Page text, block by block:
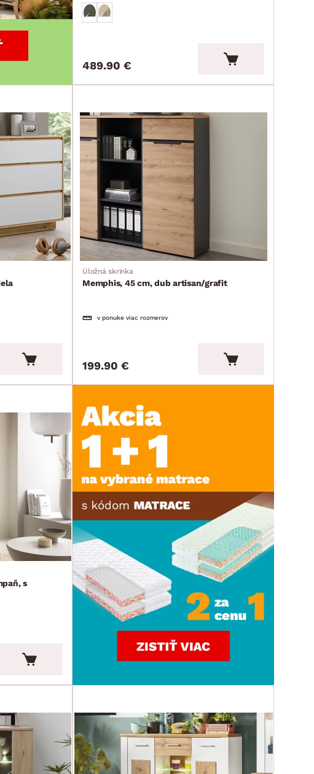
489.90 €
Úložná skrinka
Memphis, 45 cm, dub artisan/grafit
v ponuke viac rozmerov
199.90 €
s